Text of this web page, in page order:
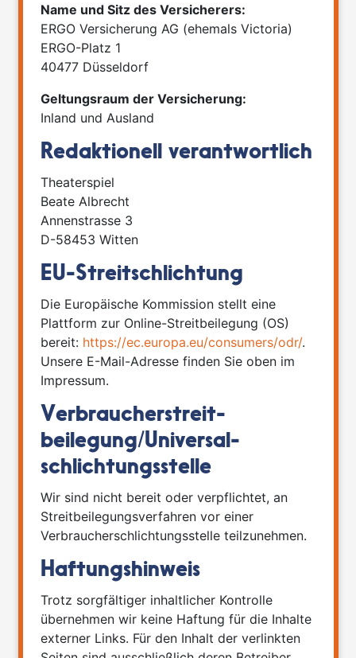
Name und Sitz des Versicherers:
ERGO Versicherung AG (ehemals Victoria)
ERGO-Platz 1
40477 Düsseldorf
Geltungsraum der Versicherung:
Inland und Ausland
Redaktionell verantwortlich
Theaterspiel
Beate Albrecht
Annenstrasse 3
D-58453 Witten
EU-Streitschlichtung
Die Europäische Kommission stellt eine
Plattform zur Online-Streitbeilegung (OS)
bereit: https://ec.europa.eu/consumers/odr/.
Unsere E-Mail-Adresse finden Sie oben im
Impressum.
Verbraucher­streit­
beilegung/Universal­
schlichtungs­stelle
Wir sind nicht bereit oder verpflichtet, an
Streitbeilegungsverfahren vor einer
Verbraucherschlichtungsstelle teilzunehmen.
Haftungshinweis
Trotz sorgfältiger inhaltlicher Kontrolle
übernehmen wir keine Haftung für die Inhalte
externer Links. Für den Inhalt der verlinkten